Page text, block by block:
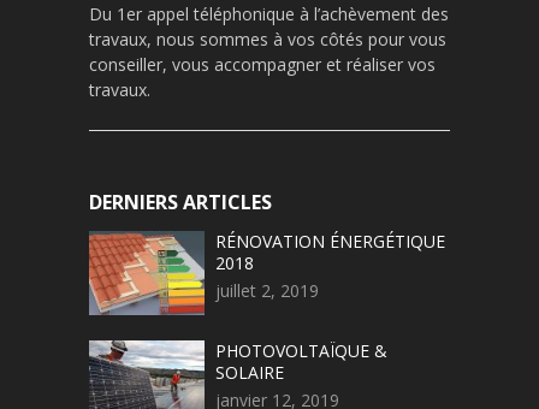
Du 1er appel téléphonique à l’achèvement des
travaux, nous sommes à vos côtés pour vous
conseiller, vous accompagner et réaliser vos
travaux.
DERNIERS ARTICLES
RÉNOVATION ÉNERGÉTIQUE
2018
juillet 2, 2019
PHOTOVOLTAÏQUE &
SOLAIRE
janvier 12, 2019